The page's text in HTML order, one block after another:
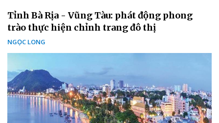
Tỉnh Bà Rịa - Vũng Tàu: phát động phong
trào thực hiện chỉnh trang đô thị
NGỌC LONG